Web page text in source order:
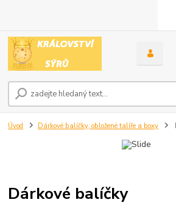
Úvod Dárkové balíčky, obložené talíře a boxy
Dárkové balíčky